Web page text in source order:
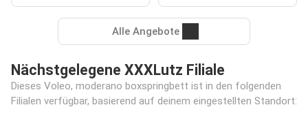
Alle Angebote
Nächstgelegene XXXLutz Filiale
Dieses Voleo, moderano boxspringbett ist in den folgenden
Filialen verfügbar, basierend auf deinem eingestellten Standort: